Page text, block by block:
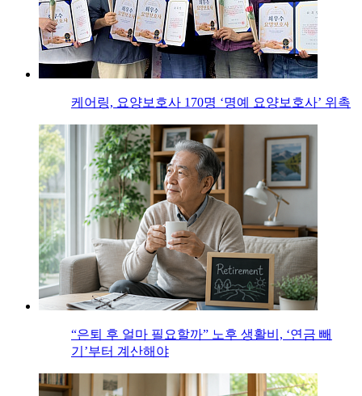
케어링, 요양보호사 170명 ‘명예 요양보호사’ 위촉
“은퇴 후 얼마 필요할까” 노후 생활비, ‘연금 빼
기’부터 계산해야